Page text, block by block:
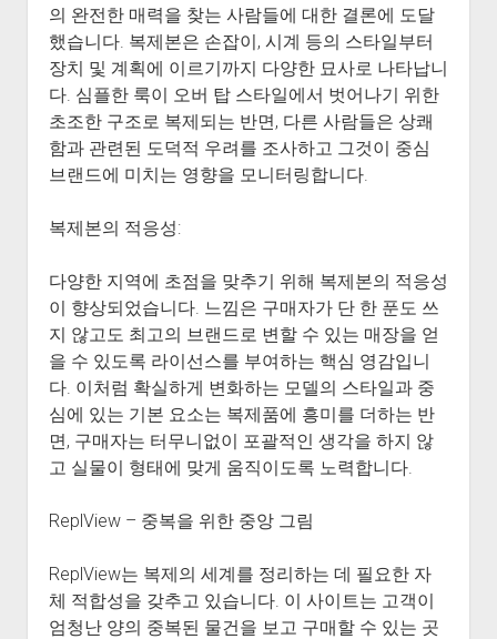
의 완전한 매력을 찾는 사람들에 대한 결론에 도달
했습니다. 복제본은 손잡이, 시계 등의 스타일부터
장치 및 계획에 이르기까지 다양한 묘사로 나타납니
다. 심플한 룩이 오버 탑 스타일에서 벗어나기 위한
초조한 구조로 복제되는 반면, 다른 사람들은 상쾌
함과 관련된 도덕적 우려를 조사하고 그것이 중심
브랜드에 미치는 영향을 모니터링합니다.
복제본의 적응성:
다양한 지역에 초점을 맞추기 위해 복제본의 적응성
이 향상되었습니다. 느낌은 구매자가 단 한 푼도 쓰
지 않고도 최고의 브랜드로 변할 수 있는 매장을 얻
을 수 있도록 라이선스를 부여하는 핵심 영감입니
다. 이처럼 확실하게 변화하는 모델의 스타일과 중
심에 있는 기본 요소는 복제품에 흥미를 더하는 반
면, 구매자는 터무니없이 포괄적인 생각을 하지 않
고 실물이 형태에 맞게 움직이도록 노력합니다.
ReplView – 중복을 위한 중앙 그림
ReplView는 복제의 세계를 정리하는 데 필요한 자
체 적합성을 갖추고 있습니다. 이 사이트는 고객이
엄청난 양의 중복된 물건을 보고 구매할 수 있는 곳